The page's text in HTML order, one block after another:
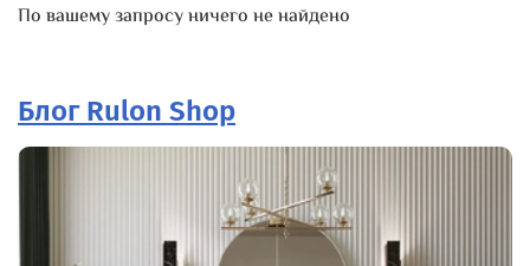
По вашему запросу ничего не найдено
Блог Rulon Shop